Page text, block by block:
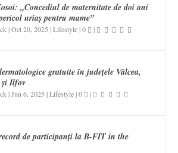
„Concediul de maternitate de doi ani
uriaș pentru mame”
|Oct 20, 2025 |Lifestyle|0 |
gratuite în județele Vâlcea,
Ilfov
|Jun 6, 2025 |Lifestyle|0 |
de participanţi la B-FIT in the